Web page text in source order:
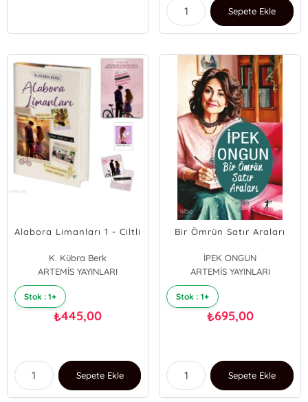
Sepete Ekle
Alabora Limanları 1 - Ciltli
K. Kübra Berk
ARTEMİS YAYINLARI
Stok : 1+
₺445,00
Sepete Ekle
Bir Ömrün Satır Araları
İPEK ONGUN
ARTEMİS YAYINLARI
Stok : 1+
₺695,00
Sepete Ekle